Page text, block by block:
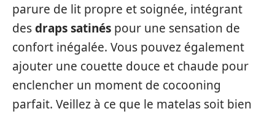
parure de lit propre et soignée, intégrant
desdraps satinés pour une sensation de
confort inégalée. Vous pouvez également
ajouter une couette douce et chaude pour
enclencher un moment de cocooning
parfait. Veillez à ce que le matelas soit bien